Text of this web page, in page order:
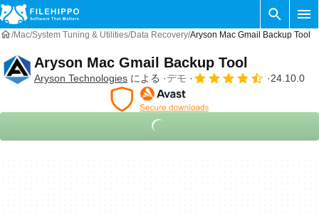
Mac System Tuning & Utilities Data Recovery Aryson Mac Gmail Backup Tool
Aryson Mac Gmail Backup Tool
Aryson Technologies による デモ 24.10.0